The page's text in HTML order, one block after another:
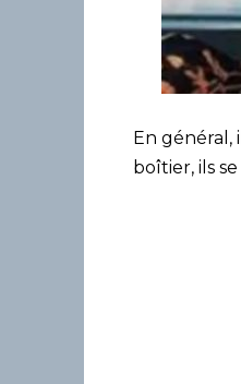
En général,
boîtier, ils